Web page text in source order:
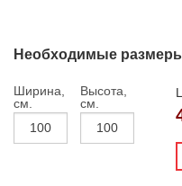
Необходимые
Ширина,
см.
Высота,
см.